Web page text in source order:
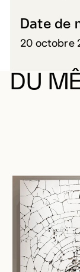
Date de
20 octobre
DU